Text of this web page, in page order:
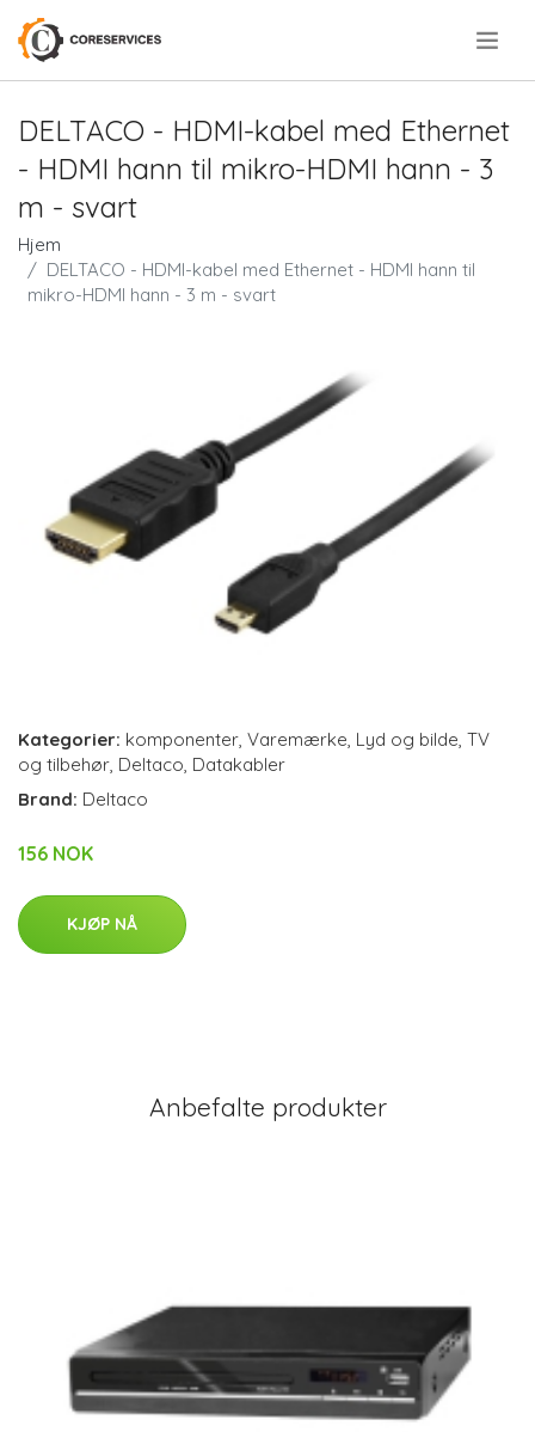
DELTACO - HDMI-kabel med Ethernet
- HDMI hann til mikro-HDMI hann - 3
m - svart
Hjem
DELTACO - HDMI-kabel med Ethernet - HDMI hann til
mikro-HDMI hann - 3 m - svart
Kategorier: komponenter Varemærke Lyd og bilde TV
og tilbehør Deltaco Datakabler
Brand: Deltaco
156 NOK
KJØP NÅ
Anbefalte produkter